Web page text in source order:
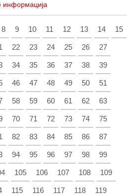
информација
8 9 10 11 12 13 14 15
22 23 24 25 26 27
34 35 36 37 38 39
46 47 48 49 50 51
58 59 60 61 62 63
70 71 72 73 74 75
82 83 84 85 86 87
94 95 96 97 98 99
105 106 107 108 109
115 116 117 118 119